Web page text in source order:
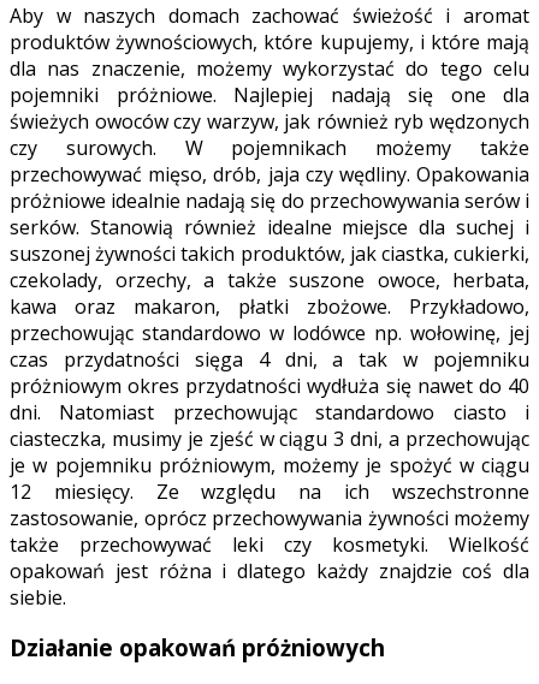
Aby w naszych domach zachować świeżość i aromat
produktów żywnościowych, które kupujemy, i które mają
dla nas znaczenie, możemy wykorzystać do tego celu
pojemniki próżniowe. Najlepiej nadają się one dla
świeżych owoców czy warzyw, jak również ryb wędzonych
czy surowych. W pojemnikach możemy także
przechowywać mięso, drób, jaja czy wędliny. Opakowania
próżniowe idealnie nadają się do przechowywania serów i
serków. Stanowią również idealne miejsce dla suchej i
suszonej żywności takich produktów, jak ciastka, cukierki,
czekolady, orzechy, a także suszone owoce, herbata,
kawa oraz makaron, płatki zbożowe. Przykładowo,
przechowując standardowo w lodówce np. wołowinę, jej
czas przydatności sięga 4 dni, a tak w pojemniku
próżniowym okres przydatności wydłuża się nawet do 40
dni. Natomiast przechowując standardowo ciasto i
ciasteczka, musimy je zjeść w ciągu 3 dni, a przechowując
je w pojemniku próżniowym, możemy je spożyć w ciągu
12 miesięcy. Ze względu na ich wszechstronne
zastosowanie, oprócz przechowywania żywności możemy
także przechowywać leki czy kosmetyki. Wielkość
opakowań jest różna i dlatego każdy znajdzie coś dla
siebie.
Działanie opakowań próżniowych